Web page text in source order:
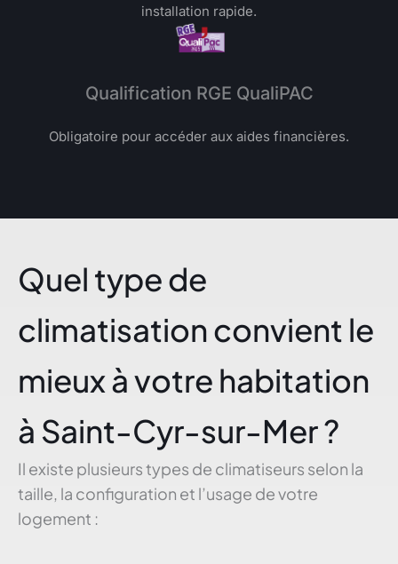
installation rapide.
Qualification RGE QualiPAC
Obligatoire pour accéder aux aides financières.
Quel type de
climatisation convient le
mieux à votre habitation
à Saint-Cyr-sur-Mer ?
Il existe plusieurs types de climatiseurs selon la
taille, la configuration et l’usage de votre
logement :